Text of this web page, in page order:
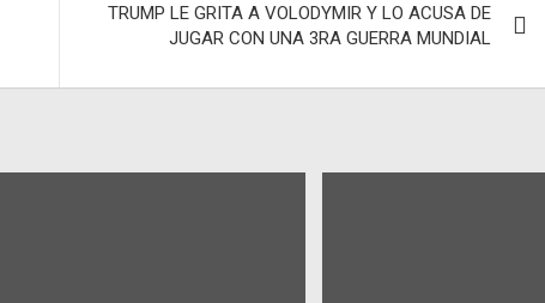
TRUMP LE GRITA A VOLODYMIR Y LO ACUSA DE
JUGAR CON UNA 3RA GUERRA MUNDIAL